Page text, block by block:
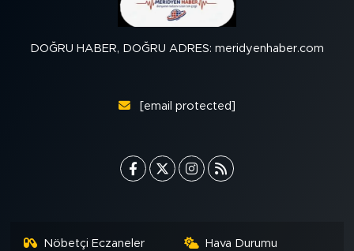
DOĞRU HABER, DOĞRU ADRES: meridyenhaber.com
[email protected]
Nöbetçi Eczaneler Hava Durumu